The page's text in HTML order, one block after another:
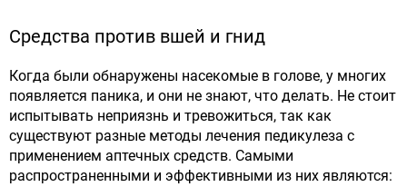
Средства против вшей и гнид
Когда были обнаружены насекомые в голове, у многих
появляется паника, и они не знают, что делать. Не стоит
испытывать неприязнь и тревожиться, так как
существуют разные методы лечения педикулеза с
применением аптечных средств. Самыми
распространенными и эффективными из них являются: